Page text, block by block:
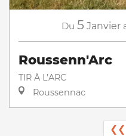
Du 5 Janvier
Roussenn'Arc
TIR À L’ARC
Roussennac
❮❮